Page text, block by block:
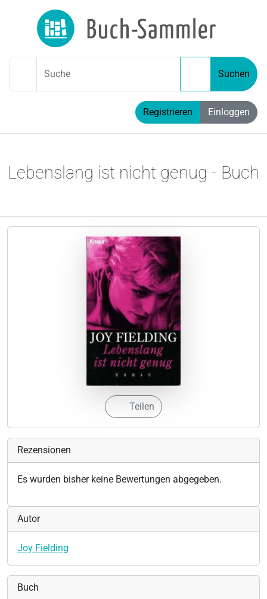
Suche Suchen
Registrieren Einloggen
Lebenslang ist nicht genug - Buch
Teilen
Rezensionen
Es wurden bisher keine Bewertungen abgegeben.
Autor
Joy Fielding
Buch